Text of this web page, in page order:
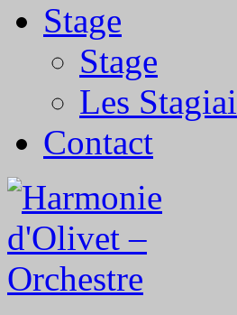
Stage
Stage
Les
Contact